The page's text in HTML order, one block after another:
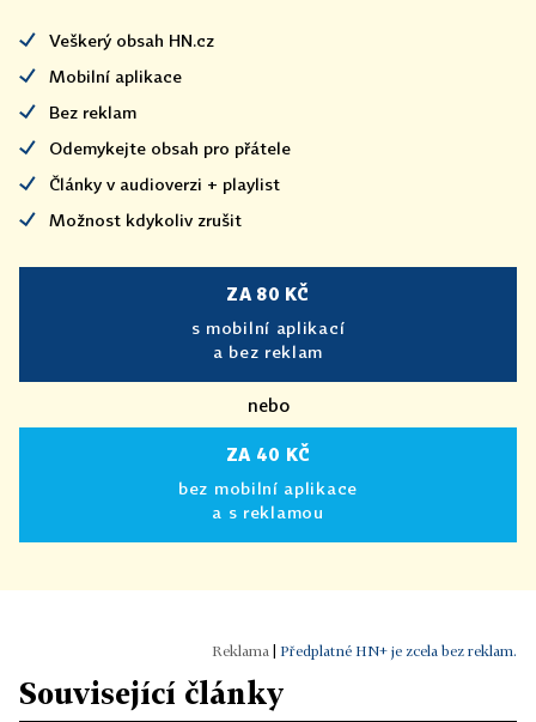
Veškerý obsah HN.cz
Mobilní aplikace
Bez reklam
Odemykejte obsah pro přátele
Články v audioverzi + playlist
Možnost kdykoliv zrušit
ZA 80 KČ
s mobilní aplikací
a bez reklam
nebo
ZA 40 KČ
bez mobilní aplikace
a s reklamou
Předplatné HN+ je zcela bez reklam.
Související články